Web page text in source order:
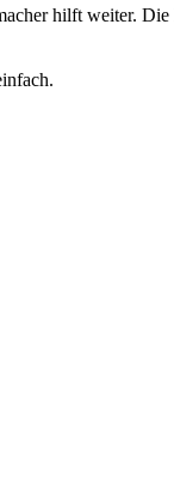
hilft weiter.